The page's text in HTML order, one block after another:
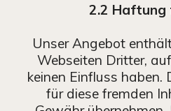
2.2 Haftung
Unser Angebot
Webseiten Dritter,
keinen Einfluss haben.
für diese fremden